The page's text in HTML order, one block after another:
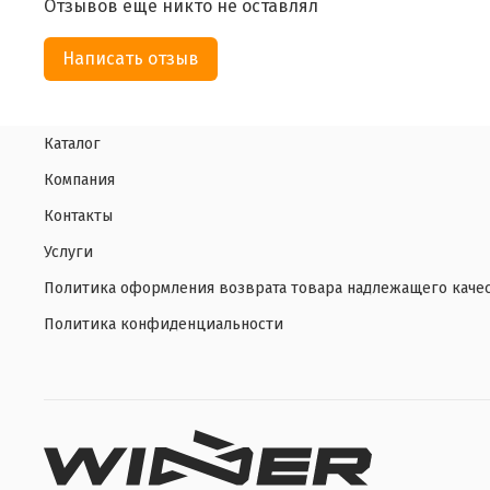
Отзывов еще никто не оставлял
Написать отзыв
Каталог
Компания
Контакты
Услуги
Политика оформления возврата товара надлежащего
Политика конфиденциальности